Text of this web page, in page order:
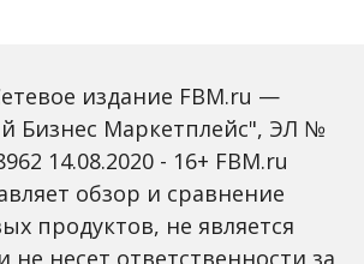
как
и
4.0 меняет правила
издание FBM.ru —
Бизнес Маркетплейс", ЭЛ №
14.08.2020 - 16+ FBM.ru
обзор и сравнение
продуктов, не является